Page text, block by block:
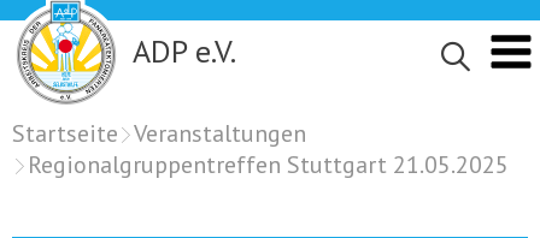
to
content
ADP e.V.
Startseite Veranstaltungen
Regionalgruppentreffen Stuttgart 21.05.2025